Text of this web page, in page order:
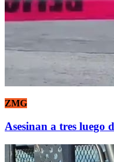
ZMG
Asesinan a tres luego